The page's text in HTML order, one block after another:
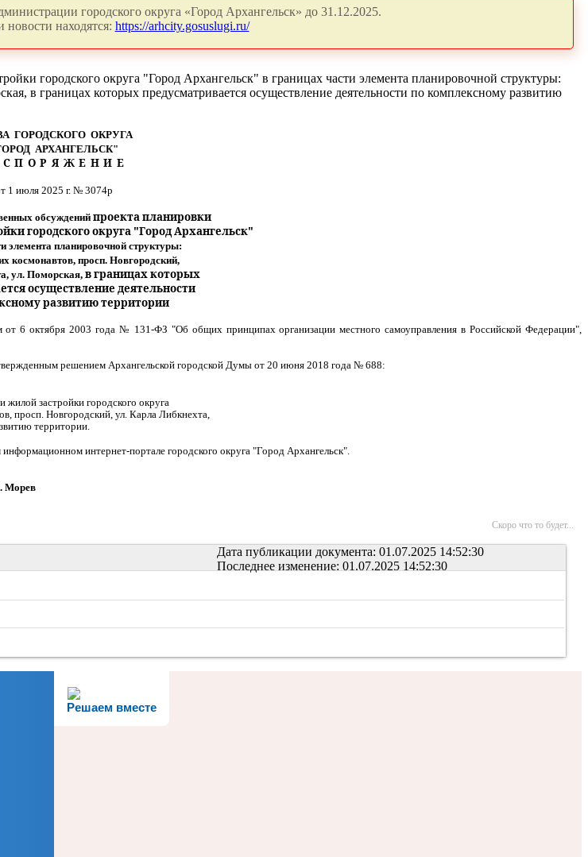
городского округа «Город Архангельск» до 31.12.2025.
находятся: https://arhcity.gosuslugi.ru/
городского округа "Город Архангельск" в границах части элемента планировочной структуры:
в границах которых предусматривается осуществление деятельности по комплексному развитию
ГОРОДСКОГО ОКРУГА
АРХАНГЕЛЬСК"
1 июля 2025 г. № 3074р
обсуждений проекта планировки
городского округа "Город Архангельск"
элемента планировочной структуры:
космонавтов, просп. Новгородский,
ул. Поморская, в границах которых
осуществление деятельности
развитию территории
6 октября 2003 года № 131-ФЗ "Об общих принципах организации местного самоуправления в Российской Федерации",
решением Архангельской городской Думы от 20 июня 2018 года № 688:
жилой застройки городского округа
просп. Новгородский, ул. Карла Либкнехта,
территории.
интернет-портале городского округа "Город Архангельск".
Скоро что то будет...
Дата публикации документа: 01.07.2025 14:52:30
Последнее изменение: 01.07.2025 14:52:30
Решаем вместе